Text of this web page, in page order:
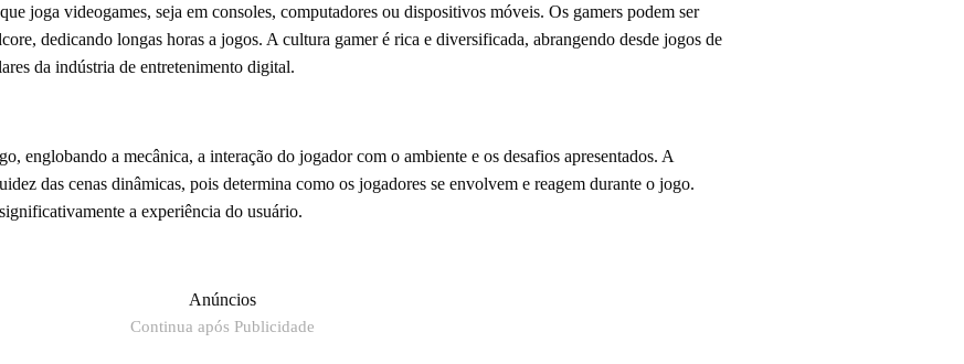
joga videogames, seja em consoles, computadores ou dispositivos móveis. Os gamers podem ser
dedicando longas horas a jogos. A cultura gamer é rica e diversificada, abrangendo desde jogos de
da indústria de entretenimento digital.
englobando a mecânica, a interação do jogador com o ambiente e os desafios apresentados. A
das cenas dinâmicas, pois determina como os jogadores se envolvem e reagem durante o jogo.
a experiência do usuário.
Anúncios
Continua após Publicidade